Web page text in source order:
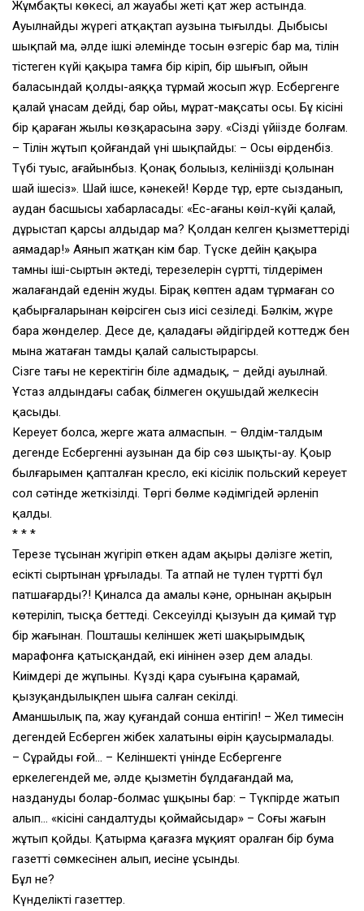
Жұмбақтың көкесі, ал жауабы жеті қат жер астында.
Ауылнайдың жүрегі атқақтап аузына тығылды. Дыбысы
шықпай ма, әлде ішкі әлемінде тосын өзгеріс бар ма, тілін
тістеген күйі қақыра тамға бір кіріп, бір шығып, ойын
баласындай қолды-аяққа тұрмай жосып жүр. Есбергенге
қалай ұнасам дейді, бар ойы, мұрат-мақсаты осы. Бұ кісінің
бір қараған жылы көзқарасына зәру. «Сіздің үйіңізде болғам.
– Тілін жұтып қойғандай үні шықпайды: – Осы өңірденбіз.
Түбі туыс, ағайынбыз. Қонақ болыңыз, келініңіздің қолынан
шай ішесіз». Шай ішсе, кәнекей! Көрде тұр, ертең сызданып,
аудан басшысы хабарласады: «Ес-ағаңның көңіл-күйі қалай,
дұрыстап қарсы алдыңдар ма? Қолдан келген қызметтеріңді
аямаңдар!» Аянып жатқан кім бар. Түске дейін қақыра
тамның іші-сыртын әктеді, терезелерін сүртті, тілдерімен
жалағандай еденін жуды. Бірақ көптен адам тұрмаған соң
қабырғаларынан көңірсіген сыз иісі сезіледі. Бәлкім, жүре
бара жөнделер. Десе де, қаладағы әйдіңгірдей коттедж бен
мына жатаған тамды қалай салыстырарсың.
Сізге тағы не керектігін біле адмадық, – дейді ауылнай.
Ұстаз алдындағы сабақ білмеген оқушыдай желкесін
қасыды.
Кереует болса, жерге жата алмаспын. – Өлдім-талдым
дегенде Есбергеннің аузынан да бір сөз шықты-ау. Қоңыр
былғарымен қапталған кресло, екі кісілік польский кереует
сол сәтінде жеткізілді. Төргі бөлме кәдімгідей әрленіп
қалды.
* * *
Терезе тұсынан жүгіріп өткен адам ақыры дәлізге жетіп,
есікті сыртынан ұрғылады. Таң атпай не түлен түртті бұл
патшағарды?! Қиналса да амалы кәне, орнынан ақырын
көтеріліп, тысқа беттеді. Сексеуілдің қызуын да қимай тұр
бір жағынан. Пошташы келіншек жеті шақырымдық
марафонға қатысқандай, екі иінінен әзер дем алады.
Киімдері де жұпыны. Күздің қара суығына қарамай,
қызуқандылықпен шыға салған секілді.
Аманшылық па, жау қуғандай сонша ентігіп! – Жел тимесін
дегендей Есберген жібек халатының өңірін қаусырмалады.
– Сұрайды ғой… – Келіншектің үнінде Есбергенге
еркелегендей ме, әлде қызметін бұлдағандай ма,
назданудың болар-болмас ұшқыны бар: – Түкпірде жатып
алып… «кісіні сандалтуды қоймайсыңдар» – Соңғы жағын
жұтып қойды. Қатырма қағазға мұқият оралған бір бума
газетті сөмкесінен алып, иесіне ұсынды.
Бұл не?
Күнделікті газеттер.